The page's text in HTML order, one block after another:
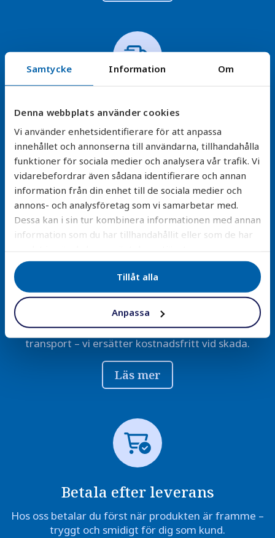
Samtycke Information Om
Denna webbplats använder cookies
Vi använder enhetsidentifierare för att anpassa
innehållet och annonserna till användarna, tillhandahålla
funktioner för sociala medier och analysera vår trafik. Vi
vidarebefordrar även sådana identifierare och annan
information från din enhet till de sociala medier och
annons- och analysföretag som vi samarbetar med.
Dessa kan i sin tur kombinera informationen med annan
information som du har tillhandahållit eller som de har
Tillåt alla
Anpassa
Snabb leverans
Vi skickar direkt från vårt lager – ditt nya filter är
oftast hos dig inom en vecka så du snabbt får rent
vatten.
Läs mer
Trygg leverans
Alla leveranser är försäkrade och packade för säker
transport – vi ersätter kostnadsfritt vid skada.
Läs mer
Betala efter leverans
Hos oss betalar du först när produkten är framme –
tryggt och smidigt för dig som kund.